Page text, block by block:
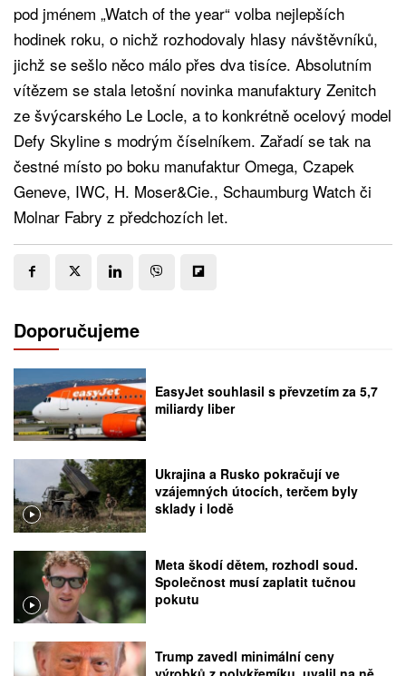
pod jménem „Watch of the year“ volba nejlepších
hodinek roku, o nichž rozhodovaly hlasy návštěvníků,
jichž se sešlo něco málo přes dva tisíce. Absolutním
vítězem se stala letošní novinka manufaktury Zenitch
ze švýcarského Le Locle, a to konkrétně ocelový model
Defy Skyline s modrým číselníkem. Zařadí se tak na
čestné místo po boku manufaktur Omega, Czapek
Geneve, IWC, H. Moser&Cie., Schaumburg Watch či
Molnar Fabry z předchozích let.
Doporučujeme
EasyJet souhlasil s převzetím za 5,7
miliardy liber
Ukrajina a Rusko pokračují ve
vzájemných útocích, terčem byly
sklady i lodě
Meta škodí dětem, rozhodl soud.
Společnost musí zaplatit tučnou
pokutu
Trump zavedl minimální ceny